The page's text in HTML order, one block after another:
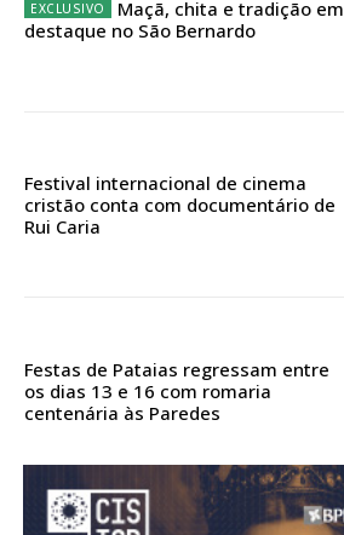
12 meses
Ofertas para assinatura anual
Maçã, chita e tradição em
destaque no São Bernardo
Festival internacional de cinema
cristão conta com documentário de
Rui Caria
Festas de Pataias regressam entre
os dias 13 e 16 com romaria
centenária às Paredes